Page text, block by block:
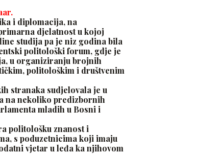
i diplomacija, na
djelatnost u kojoj
studija pa je niz godina bila
politološki forum, gdje je
u organiziranju brojnih
politološkim i društvenim
stranaka sudjelovala je u
na nekoliko predizbornih
mladih u Bosni i
politološku znanost i
s poduzetnicima koji imaju
vjetar u leđa ka njihovom